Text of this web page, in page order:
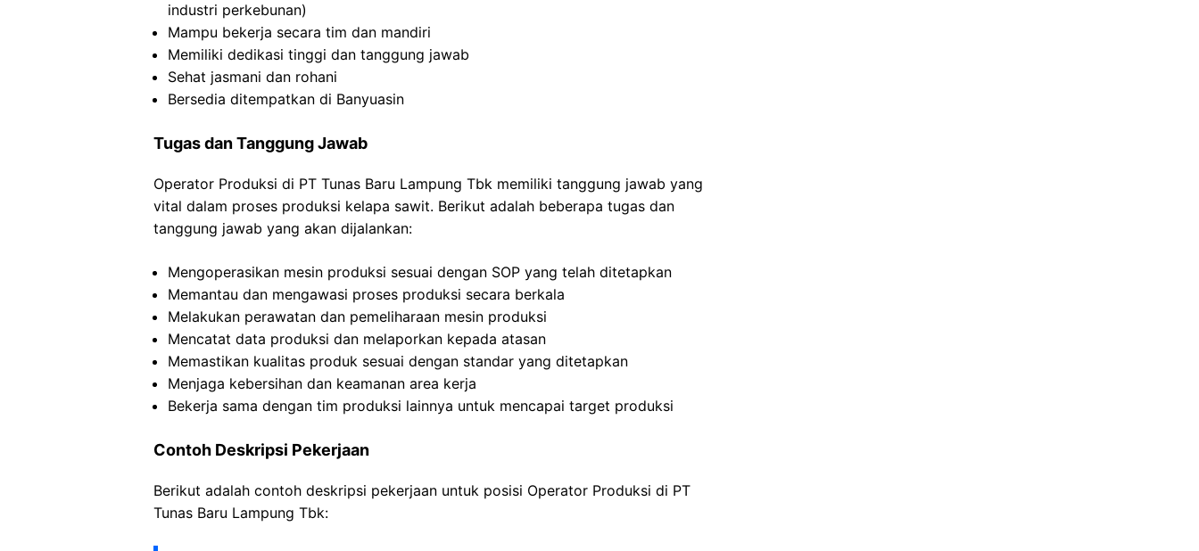
industri perkebunan)
Mampu bekerja secara tim dan mandiri
Memiliki dedikasi tinggi dan tanggung jawab
Sehat jasmani dan rohani
Bersedia ditempatkan di Banyuasin
Tugas dan Tanggung Jawab
Operator Produksi di PT Tunas Baru Lampung Tbk memiliki tanggung jawab yang
vital dalam proses produksi kelapa sawit. Berikut adalah beberapa tugas dan
tanggung jawab yang akan dijalankan:
Mengoperasikan mesin produksi sesuai dengan SOP yang telah ditetapkan
Memantau dan mengawasi proses produksi secara berkala
Melakukan perawatan dan pemeliharaan mesin produksi
Mencatat data produksi dan melaporkan kepada atasan
Memastikan kualitas produk sesuai dengan standar yang ditetapkan
Menjaga kebersihan dan keamanan area kerja
Bekerja sama dengan tim produksi lainnya untuk mencapai target produksi
Contoh Deskripsi Pekerjaan
Berikut adalah contoh deskripsi pekerjaan untuk posisi Operator Produksi di PT
Tunas Baru Lampung Tbk: